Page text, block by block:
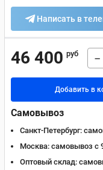
Написать в
46 400 руб −
Добавить в
Самовывоз
Санкт-Петербург:
Москва: самовывоз с
Оптовый склад: